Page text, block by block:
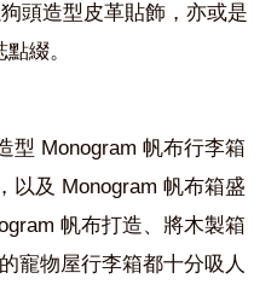
頭造型皮革貼飾，亦或是
綴。
型 Monogram 帆布行李箱
以及 Monogram 帆布箱盛
帆布打造、將木製箱
寵物屋行李箱都十分吸人